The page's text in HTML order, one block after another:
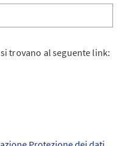
trovano al seguente link: